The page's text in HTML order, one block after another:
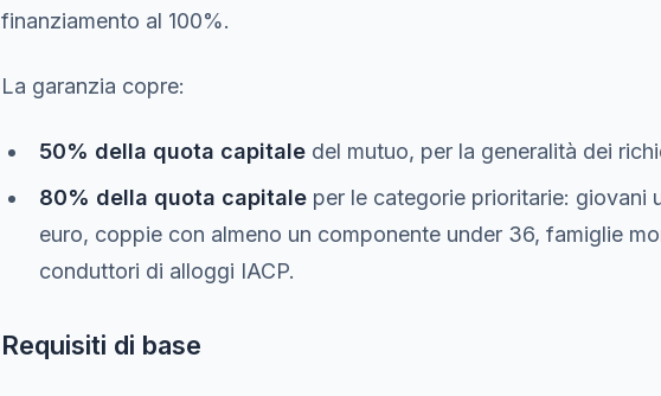
finanziamento al 100%.
La garanzia copre:
50% della quota capitale del mutuo, per la generalità dei
80% della quota capitale per le categorie prioritarie: giovani
euro, coppie con almeno un componente under 36, famiglie
conduttori di alloggi IACP.
Requisiti di base